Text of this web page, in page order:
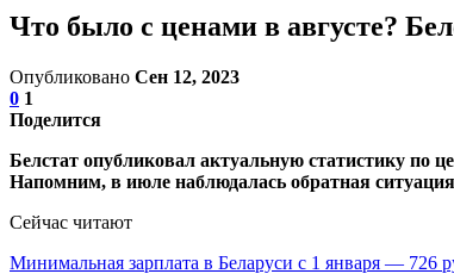
Что было с ценами в августе?
Опубликовано Сен 12, 2023
0 1
Поделится
Белстат опубликовал актуальную статистику по
Напомним, в июле наблюдалась обратная
Сейчас читают
Минимальная зарплата в Беларуси с 1 января — 726